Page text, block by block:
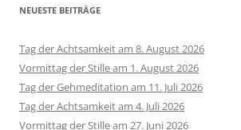
NEUESTE BEITRÄGE
Tag der Achtsamkeit am 8. August 2026
Vormittag der Stille am 1. August 2026
Tag der Gehmeditation am 11. Juli 2026
Tag der Achtsamkeit am 4. Juli 2026
Vormittag der Stille am 27. Juni 2026